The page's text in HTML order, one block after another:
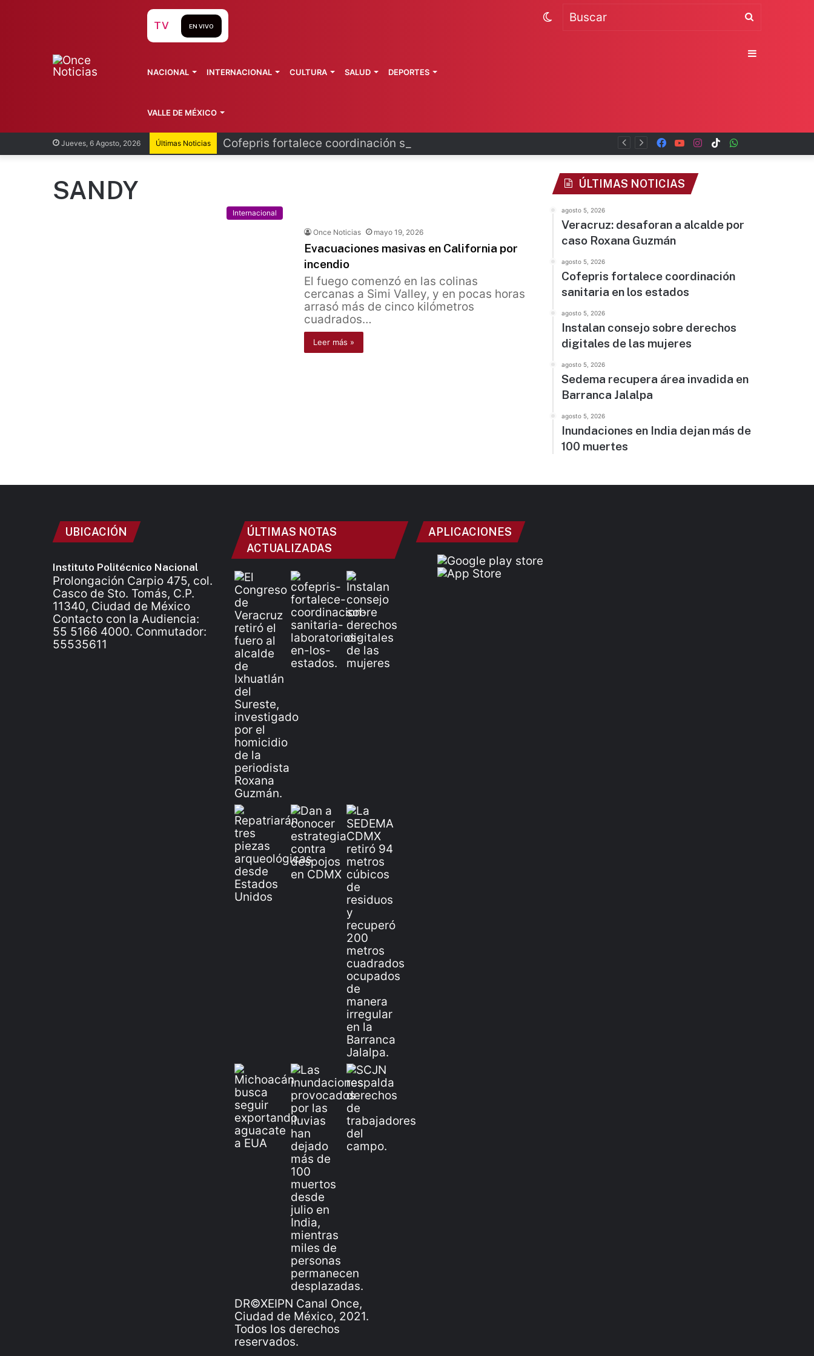
Jueves, 6 Agosto, 2026 Últimas Noticias Cofepris fortalece coordinación sanitaria en los estados TikTok
Instagram
YouTube
Facebook
TV EN VIVO
NACIONAL INTERNACIONAL CULTURA SALUD DEPORTES
VALLE DE MÉXICO
Switch
SANDY
Internacional
Once Noticias mayo 19, 2026
Evacuaciones masivas en California por
incendio
El fuego comenzó en las colinas
cercanas a Simi Valley, y en pocas horas
arrasó más de cinco kilómetros
cuadrados…
Leer más »
ÚLTIMAS NOTICIAS
agosto 5, 2026
Veracruz: desaforan a alcalde por
caso Roxana Guzmán
agosto 5, 2026
Cofepris fortalece coordinación
sanitaria en los estados
agosto 5, 2026
Instalan consejo sobre derechos
digitales de las mujeres
agosto 5, 2026
Sedema recupera área invadida en
Barranca Jalalpa
agosto 5, 2026
Inundaciones en India dejan más de
100 muertes
UBICACIÓN
Instituto Politécnico Nacional
Prolongación Carpio 475, col.
Casco de Sto. Tomás, C.P.
11340, Ciudad de México
Contacto con la Audiencia:
55 5166 4000. Conmutador:
55535611
ÚLTIMAS NOTAS
ACTUALIZADAS
DR©XEIPN Canal Once,
Ciudad de México, 2021.
Todos los derechos
reservados.
APLICACIONES